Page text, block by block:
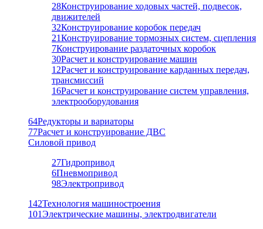
28Конструирование ходовых частей, подвесок,
движителей
32Конструирование коробок передач
21Конструирование тормозных систем, сцепления
7Конструирование раздаточных коробок
30Расчет и конструирование машин
12Расчет и конструирование карданных передач,
трансмиссий
16Расчет и конструирование систем управления,
электрооборудования
64Редукторы и вариаторы
77Расчет и конструирование ДВС
Силовой привод
27Гидропривод
6Пневмопривод
98Электропривод
142Технология машиностроения
101Электрические машины, электродвигатели